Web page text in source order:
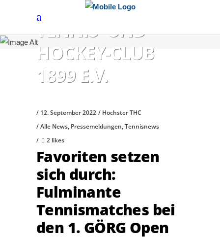
HÖCHSTER
TENNIS- UND
HOCKEY-CLUB
1899 E.V.
12. September 2022
Höchster THC
Alle News, Pressemeldungen,Tennisnews
2 likes
Favoriten setzen
sich durch:
Fulminante
Tennismatches bei
den 1. GÖRG Open